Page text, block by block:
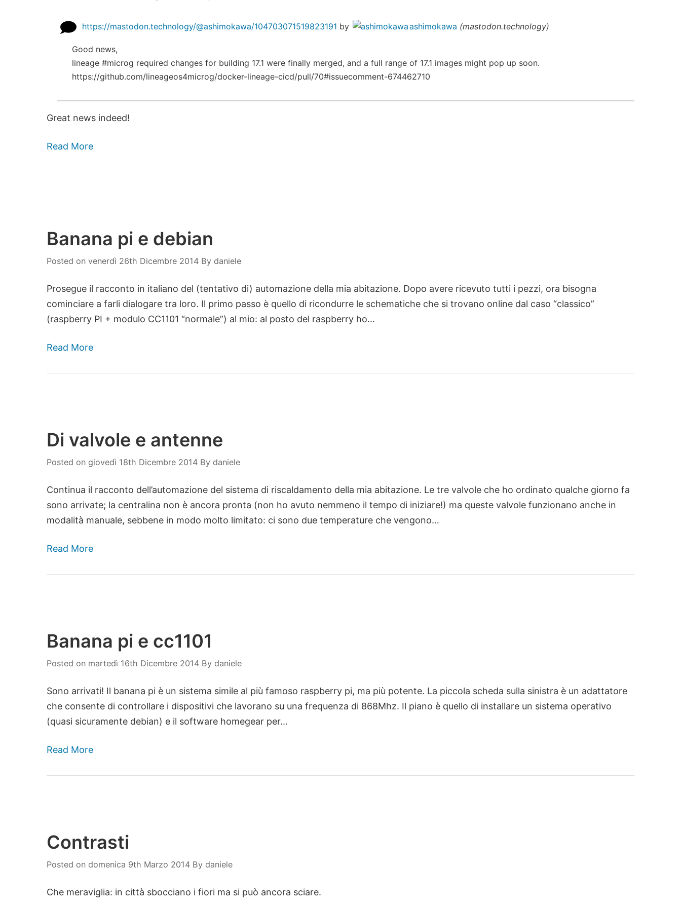
https://mastodon.technology/@ashimokawa/104703071519823191 by ashimokawa (mastodon.technology)
Good news,
lineage #microg required changes for building 17.1 were finally merged, and a full range of 17.1 images might pop up soon.
https://github.com/lineageos4microg/docker-lineage-cicd/pull/70#issuecomment-674462710
Great news indeed!
Read More
Banana pi e debian
Posted on venerdì 26th Dicembre 2014 By daniele
Prosegue il racconto in italiano del (tentativo di) automazione della mia abitazione. Dopo avere ricevuto tutti i pezzi, ora bisogna
cominciare a farli dialogare tra loro. Il primo passo è quello di ricondurre le schematiche che si trovano online dal caso “classico”
(raspberry PI + modulo CC1101 “normale”) al mio: al posto del raspberry ho…
Read More
Di valvole e antenne
Posted on giovedì 18th Dicembre 2014 By daniele
Continua il racconto dell’automazione del sistema di riscaldamento della mia abitazione. Le tre valvole che ho ordinato qualche giorno fa
sono arrivate; la centralina non è ancora pronta (non ho avuto nemmeno il tempo di iniziare!) ma queste valvole funzionano anche in
modalità manuale, sebbene in modo molto limitato: ci sono due temperature che vengono…
Read More
Banana pi e cc1101
Posted on martedì 16th Dicembre 2014 By daniele
Sono arrivati! Il banana pi è un sistema simile al più famoso raspberry pi, ma più potente. La piccola scheda sulla sinistra è un adattatore
che consente di controllare i dispositivi che lavorano su una frequenza di 868Mhz. Il piano è quello di installare un sistema operativo
(quasi sicuramente debian) e il software homegear per…
Read More
Contrasti
Posted on domenica 9th Marzo 2014 By daniele
Che meraviglia: in città sbocciano i fiori ma si può ancora sciare.